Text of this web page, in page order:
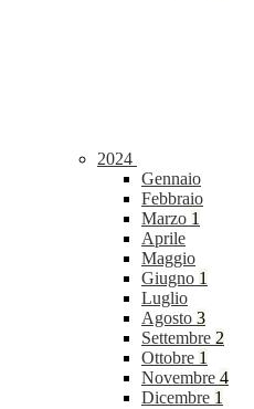
2024
Gennaio
Febbraio
Marzo 1
Aprile
Maggio
Giugno 1
Luglio
Agosto 3
Settembre 2
Ottobre 1
Novembre 4
Dicembre 1